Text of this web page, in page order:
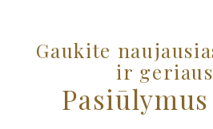
Gaukite
ir